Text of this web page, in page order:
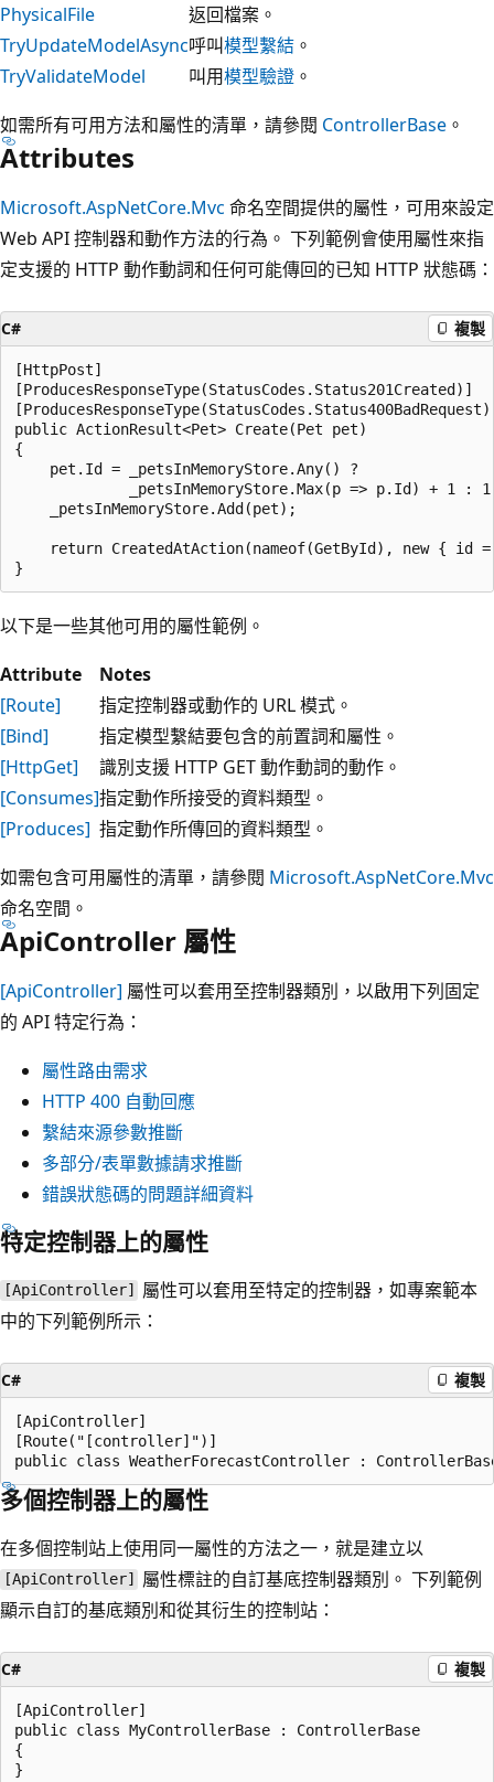
PhysicalFile
返回檔案。
TryUpdateModelAsync呼叫模型繫結 。
TryValidateModel
叫用模型驗證 。
如需所有可用方法和屬性的清單，請參閱 ControllerBase 。
Attributes
Microsoft.AspNetCore.Mvc 命名空間提供的屬性，可用來設定
Web API 控制器和動作方法的行為。 下列範例會使用屬性來指
定支援的 HTTP 動作動詞和任何可能傳回的已知 HTTP 狀態碼：
C# 複製
[HttpPost]
[ProducesResponseType(StatusCodes.Status201Created)]
public ActionResult<Pet> Create(Pet pet)
{
    pet.Id = _petsInMemoryStore.Any() ?
_petsInMemoryStore.Max(p => p.Id) + 1 :
    _petsInMemoryStore.Add(pet);
return CreatedAtAction(nameof(GetById), new { id
以下是一些其他可用的屬性範例。
Attribute
Notes
[Route]
指定控制器或動作的 URL 模式。
[Bind]
指定模型繫結要包含的前置詞和屬性。
[HttpGet]
識別支援 HTTP GET 動作動詞的動作。
[Consumes]指定動作所接受的資料類型。
[Produces] 指定動作所傳回的資料類型。
如需包含可用屬性的清單，請參閱 Microsoft.AspNetCore.Mvc
命名空間。
ApiController 屬性
[ApiController] 屬性可以套用至控制器類別，以啟用下列固定
的 API 特定行為：
屬性路由需求
HTTP 400 自動回應
繫結來源參數推斷
多部分/表單數據請求推斷
錯誤狀態碼的問題詳細資料
特定控制器上的屬性
[ApiController]
屬性可以套用至特定的控制器，如專案範本
中的下列範例所示：
C# 複製
[ApiController]
[Route("[controller]")]
多個控制器上的屬性
在多個控制站上使用同一屬性的方法之一，就是建立以
[ApiController]
屬性標註的自訂基底控制器類別。 下列範例
顯示自訂的基底類別和從其衍生的控制站：
C# 複製
[ApiController]
public class MyControllerBase : ControllerBase
{